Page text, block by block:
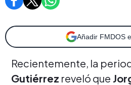
Añadir FMDOS
Recientemente, la
Gutiérrez reveló que